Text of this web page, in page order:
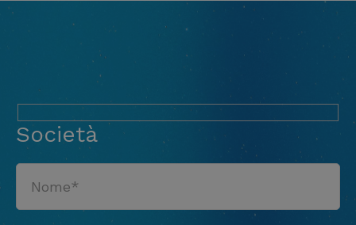
Società